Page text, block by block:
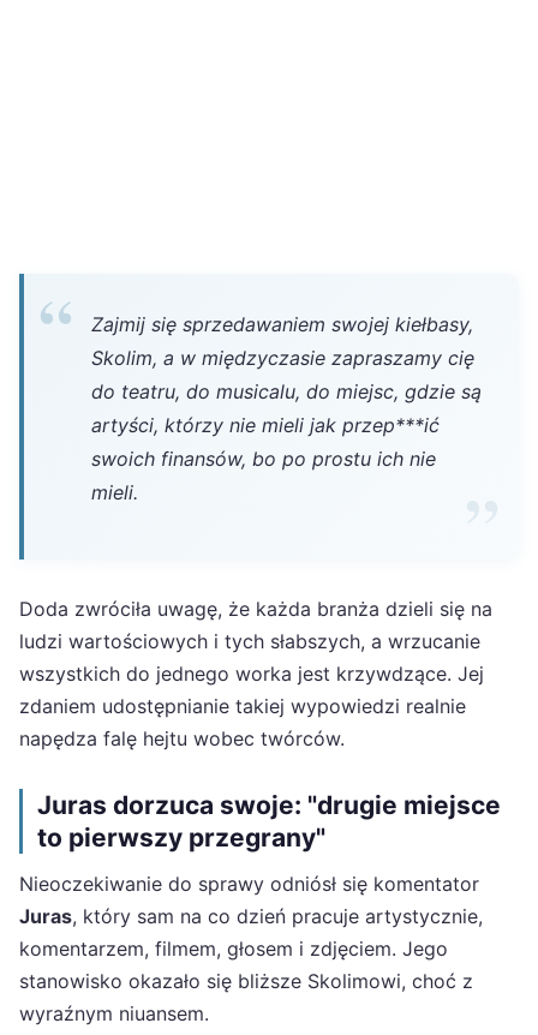
Zajmij się sprzedawaniem swojej kiełbasy,
Skolim, a w międzyczasie zapraszamy cię
do teatru, do musicalu, do miejsc, gdzie są
artyści, którzy nie mieli jak przep***ić
swoich finansów, bo po prostu ich nie
mieli.
Doda zwróciła uwagę, że każda branża dzieli się na
ludzi wartościowych i tych słabszych, a wrzucanie
wszystkich do jednego worka jest krzywdzące. Jej
zdaniem udostępnianie takiej wypowiedzi realnie
napędza falę hejtu wobec twórców.
Juras dorzuca swoje: "drugie miejsce
to pierwszy przegrany"
Nieoczekiwanie do sprawy odniósł się komentator
Juras, który sam na co dzień pracuje artystycznie,
komentarzem, filmem, głosem i zdjęciem. Jego
stanowisko okazało się bliższe Skolimowi, choć z
wyraźnym niuansem.